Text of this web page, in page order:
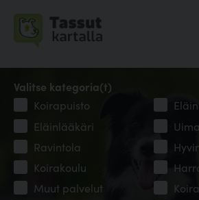
Valitse kategoria(t)
Koirapuisto
Eläinlääkäri
Ravintola
Koirakoulu
Muut palvelut